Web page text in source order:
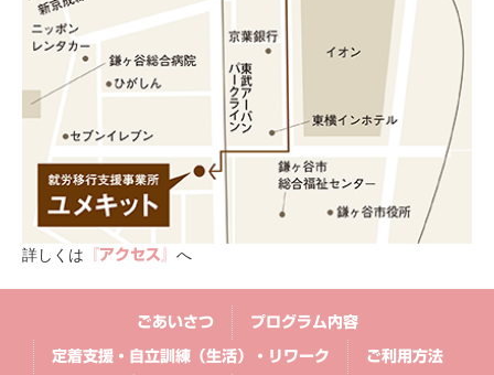
詳しくは 『アクセス』 へ
ごあいさつ プログラム内容
定着支援・自立訓練（生活）・リワーク ご利用方法